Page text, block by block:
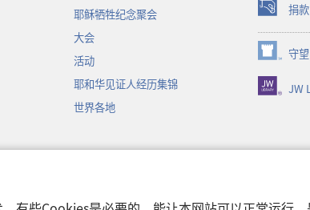
耶稣牺牲纪念聚会
大会
活动
耶和华见证人经历集锦
世界各地
捐款
（打
开
新
窗
口）
守
（打
开
新
JW